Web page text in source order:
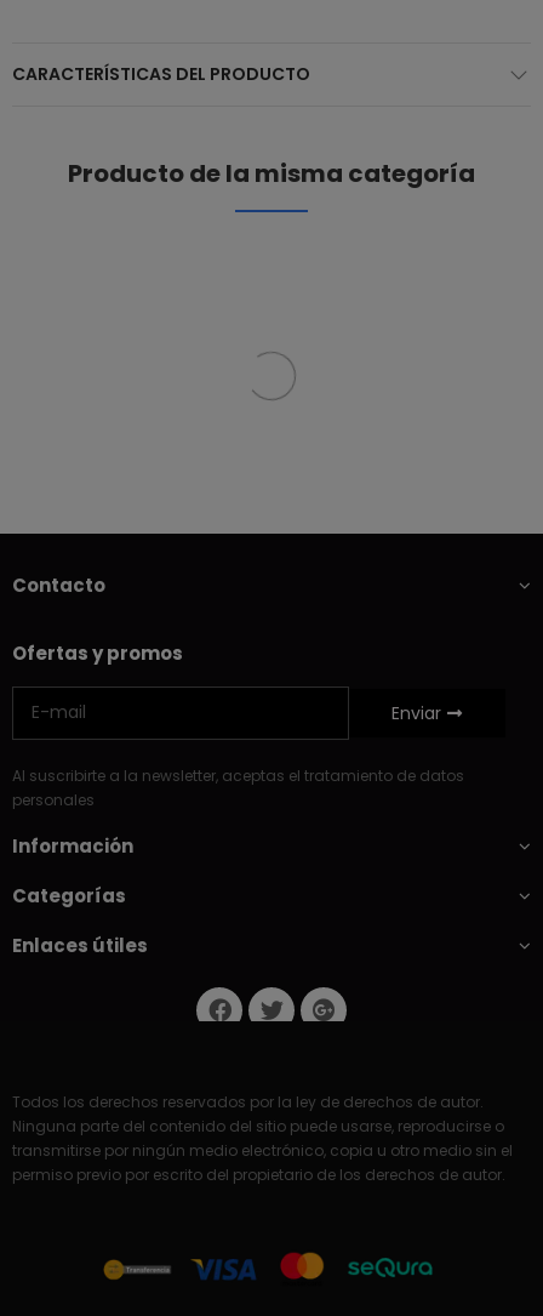
CARACTERÍSTICAS DEL PRODUCTO
Producto de la misma categoría
Contacto
Ofertas y promos
Enviar
Al suscribirte a la newsletter, aceptas el tratamiento de datos
personales
Información
Categorías
Enlaces útiles
Todos los derechos reservados por la ley de derechos de autor.
Ninguna parte del contenido del sitio puede usarse, reproducirse o
transmitirse por ningún medio electrónico, copia u otro medio sin el
permiso previo por escrito del propietario de los derechos de autor.